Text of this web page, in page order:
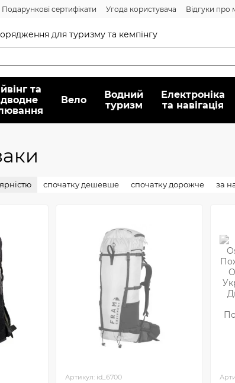
Подарункові сертифікати Угода користувача
Відгуки про
для туризму та кемпінгу
та
Вело
Водний
туризм
Електроніка
та навігація
спочатку дешевше спочатку дорожче за
Артикул: id_6700